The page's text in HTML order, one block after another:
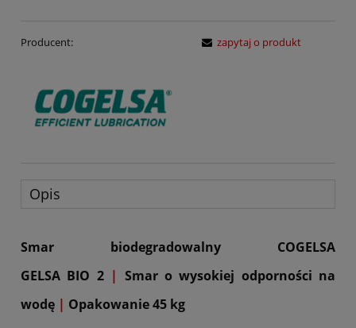
Producent: zapytaj o produkt
Opis
Smar biodegradowalny COGELSA
GELSA BIO 2 | Smar o wysokiej odporności na
wodę | Opakowanie 45 kg